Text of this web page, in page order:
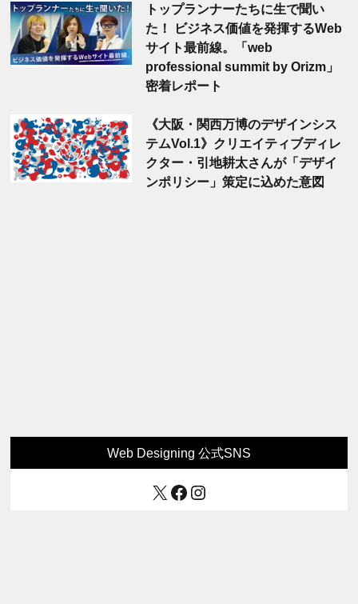
トップランナーたちに生で聞い
た！ ビジネス価値を発揮するWeb
サイト最前線。「web
professional summit by Orizm」
密着レポート
《大阪・関西万博のデザインシス
テムVol.1》クリエイティブディレ
クター・引地耕太さんが「デザイ
ンポリシー」策定に込めた意図
Web Designing 公式SNS
X Facebook
Instagram